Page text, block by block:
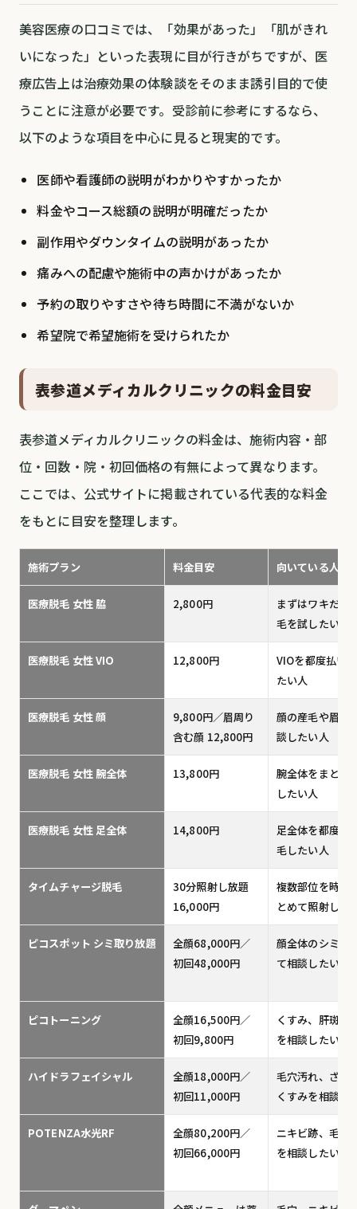
美容医療の口コミでは、「効果があった」「肌がきれ
いになった」といった表現に目が行きがちですが、医
療広告上は治療効果の体験談をそのまま誘引目的で使
うことに注意が必要です。受診前に参考にするなら、
以下のような項目を中心に見ると現実的です。
医師や看護師の説明がわかりやすかったか
料金やコース総額の説明が明確だったか
副作用やダウンタイムの説明があったか
痛みへの配慮や施術中の声かけがあったか
予約の取りやすさや待ち時間に不満がないか
希望院で希望施術を受けられたか
表参道メディカルクリニックの料金目安
表参道メディカルクリニックの料金は、施術内容・部
位・回数・院・初回価格の有無によって異なります。
ここでは、公式サイトに掲載されている代表的な料金
をもとに目安を整理します。
施術プラン 料金目安 向いている人
医療脱毛 女性 脇 2,800円
まずはワキだけ
毛を試したい人
医療脱毛 女性 VIO 12,800円
VIOを都度払い
たい人
医療脱毛 女性 顔
9,800円／眉周り
含む顔 12,800円
顔の産毛や眉周
談したい人
医療脱毛 女性 腕全体 13,800円
腕全体をまとめ
したい人
医療脱毛 女性 足全体 14,800円
足全体を都度払
毛したい人
タイムチャージ脱毛
30分照射し放題
16,000円
複数部位を時間
とめて照射した
ピコスポット シミ取り放題
全顔68,000円／
初回48,000円
顔全体のシミを
て相談したい人
ピコトーニング
全顔16,500円／
初回9,800円
くすみ、肝斑、
を相談したい人
ハイドラフェイシャル
全顔18,000円／
初回11,000円
毛穴汚れ、ざら
くすみを相談し
POTENZA水光RF
全顔80,200円／
初回66,000円
ニキビ跡、毛穴
を相談したい人